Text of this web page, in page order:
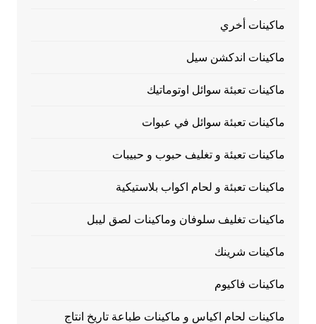
ماكينات أخري
ماكينات اندكشن سيل
ماكينات تعبئة سوائل اوتوماتيك
ماكينات تعبئة سوائل في عبوات
ماكينات تعبئة و تغليف حبوب و حبيبات
ماكينات تعبئة و لحام اكواب بلاستيكية
ماكينات تغليف سلوفان وماكينات لصق ليبل
ماكينات شرينك
ماكينات فاكيوم
ماكينات لحام اكياس و ماكينات طباعة تاريخ انتاج